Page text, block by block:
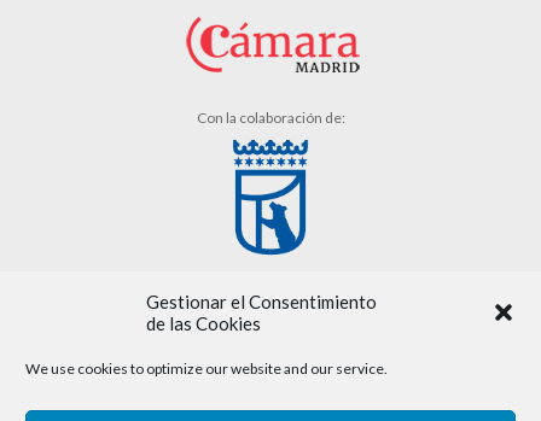
Gestionar el Consentimiento
de las Cookies
We use cookies to optimize our website and our service.
Con la colaboración de:
Aviso legal